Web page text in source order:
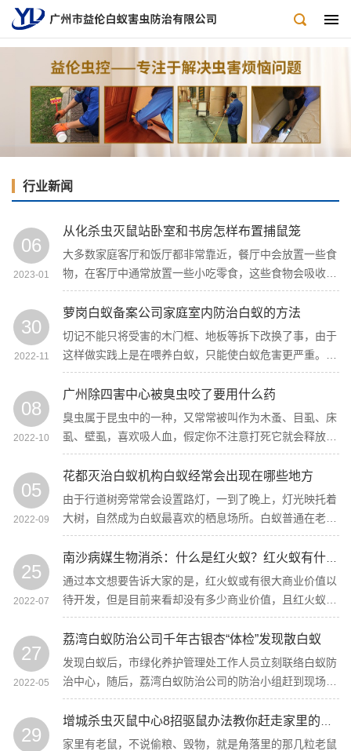
行业新闻
06
2023-01
从化杀虫灭鼠站卧室和书房怎样布置捕鼠笼
大多数家庭客厅和饭厅都非常靠近，餐厅中会放置一些食
物，在客厅中通常放置一些小吃零食，这些食物会吸收老
鼠，因此在餐厅和客厅也应放置一些灭鼠工具（粘鼠板、
灭鼠夹等），特别是拐角，餐桌底部和放置零食的橱柜。
30
2022-11
萝岗白蚁备案公司家庭室内防治白蚁的方法
切记不能只将受害的木门框、地板等拆下改换了事，由于
这样做实践上是在喂养白蚁，只能使白蚁危害更严重。其
次不要用开水淋烫或喷洒其它杀虫剂等家庭常用杀虫手腕
自觉地自行灭杀！
08
2022-10
广州除四害中心被臭虫咬了要用什么药
臭虫属于昆虫中的一种，又常常被叫作为木蚤、目虱、床
虱、壁虱，喜欢吸人血，假定你不注意打死它就会释放一
股臭液，就会在受伤留下难闻的滋味，这是最厌恶的。
05
2022-09
花都灭治白蚁机构白蚁经常会出现在哪些地方
由于行道树旁常常会设置路灯，一到了晚上，灯光映托着
大树，自然成为白蚁最喜欢的栖息场所。白蚁普通在老房
内做窝生存，随着一些老房拆迁，会有少量白蚁“流窜”到
行道树上，但白蚁上树只为寻食，不会筑窝。同
25
2022-07
通过本文想要告诉大家的是，红火蚁或有很大商业价值以
待开发，但是目前来看却没有多少商业价值，且红火蚁对
人们的生产生活破坏性极大，所以不要轻易饲养。
27
2022-05
荔湾白蚁防治公司千年古银杏“体检”发现散白蚁
发现白蚁后，市绿化养护管理处工作人员立刻联络白蚁防
治中心，随后，荔湾白蚁防治公司的防治小组赶到现场，
在碎屑尘土中找到了一只兵蚁，确认这种白蚁是散白蚁，
同时还在古银杏西边发现白蚁蚁道。
29
家里有老鼠，不说偷粮、毁物，就是角落里的那几粒老鼠